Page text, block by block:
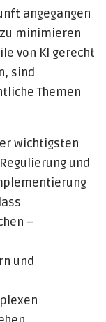
angegangen
minimieren
von KI gerecht
sind
Themen
wichtigsten
und
–
und